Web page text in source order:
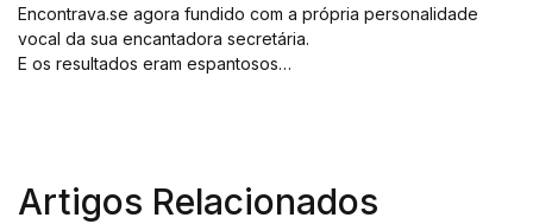
Encontrava.se agora fundido com a própria personalidade
vocal da sua encantadora secretária.
E os resultados eram espantosos…
Artigos Relacionados